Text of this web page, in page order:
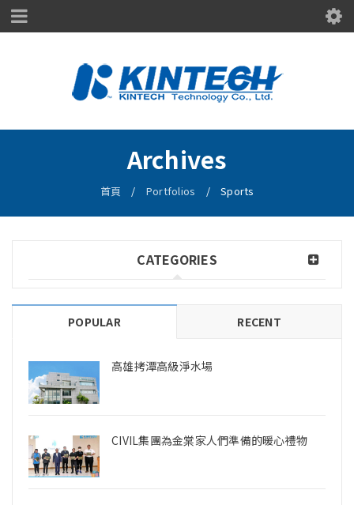
Archives
首頁 / Portfolios / Sports
CATEGORIES
POPULAR RECENT
高雄拷潭高級淨水場
CIVIL集團為金棠家人們準備的暖心禮物